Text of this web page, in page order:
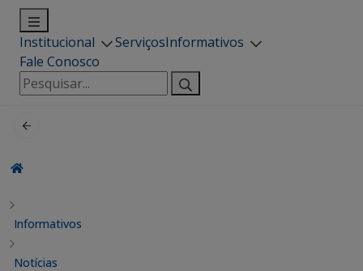
Institucional ServiçosInformativos
Fale Conosco
Pesquisar
por:
Informativos
Notícias